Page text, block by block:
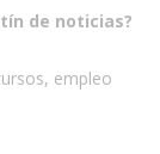
de noticias?
empleo